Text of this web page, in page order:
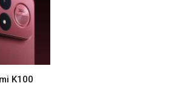
K100